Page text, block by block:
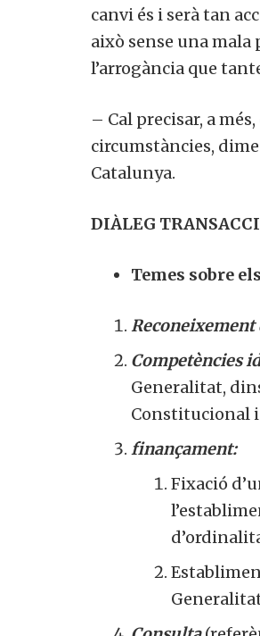
canvi és i serà tan
això sense una mala
l’arrogància que
– Cal precisar, a
circumstàncies,
Catalunya.
DIÀLEG
Temes sobre
Reconeixement
Competències
Generalitat,
Constitucional i
finançament:
Fixació